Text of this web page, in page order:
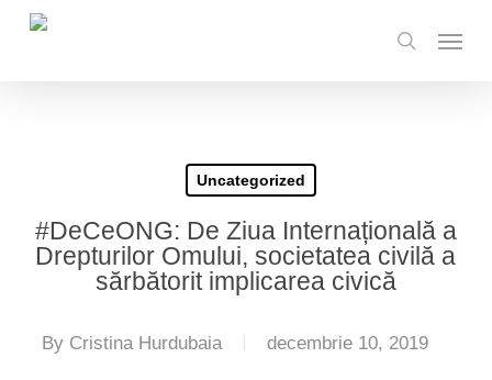
Skip
search
Menu
Uncategorized
#DeCeONG: De Ziua Internațională a
Drepturilor Omului, societatea civilă a
sărbătorit implicarea civică
By Cristina Hurdubaia decembrie 10, 2019